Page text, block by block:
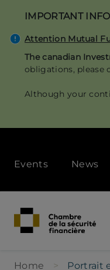
main
IMPORTANT
Attention Mutual
The canadian
obligations, please
Although your
menu
[Desktop]
Events News
Home Portrait